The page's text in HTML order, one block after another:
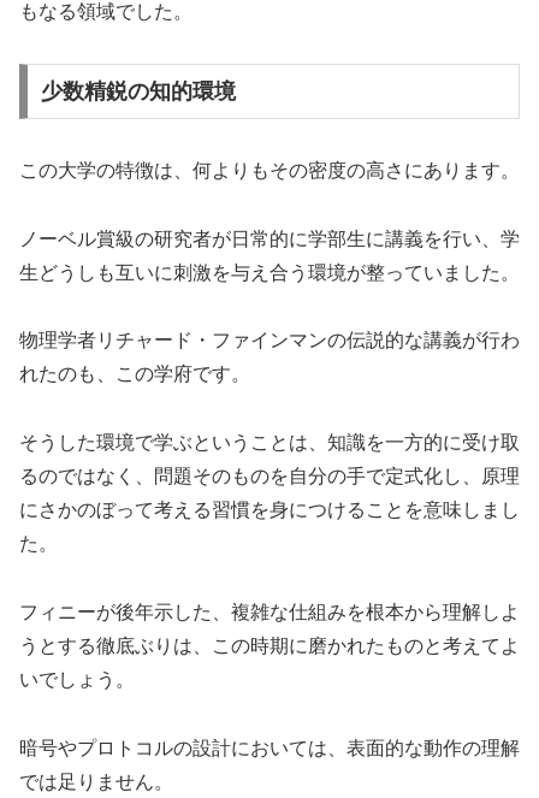
もなる領域でした。
少数精鋭の知的環境
この大学の特徴は、何よりもその密度の高さにあります。
ノーベル賞級の研究者が日常的に学部生に講義を行い、学
生どうしも互いに刺激を与え合う環境が整っていました。
物理学者リチャード・ファインマンの伝説的な講義が行わ
れたのも、この学府です。
そうした環境で学ぶということは、知識を一方的に受け取
るのではなく、問題そのものを自分の手で定式化し、原理
にさかのぼって考える習慣を身につけることを意味しまし
た。
フィニーが後年示した、複雑な仕組みを根本から理解しよ
うとする徹底ぶりは、この時期に磨かれたものと考えてよ
いでしょう。
暗号やプロトコルの設計においては、表面的な動作の理解
では足りません。